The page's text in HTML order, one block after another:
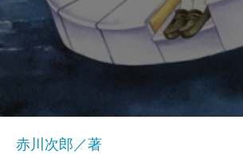
赤川次郎／著